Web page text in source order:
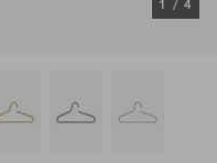
1 / 4